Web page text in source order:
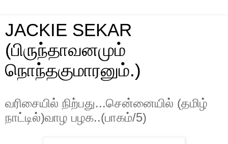
JACKIE SEKAR
(பிருந்தாவனமும்
நொந்தகுமாரனும்.)
வரிசையில் நிற்பது...சென்னையில் (தமிழ்
நாட்டில்)வாழ பழக..(பாகம்/5)